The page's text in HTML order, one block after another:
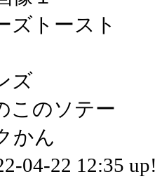
ズトースト
ズ
このソテー
かん
04-22 12:35 up!